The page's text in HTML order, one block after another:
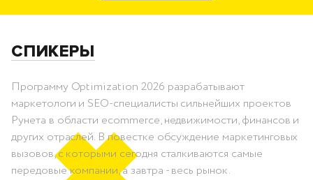
СПИКЕРЫ
Программу Optimization 2026 разрабатывают
маркетологи и SEO-специалисты сильнейших проектов
Рунета в области ecommerce, недвижимости, финансов и
других отраслей. В повестке обсуждение маркетинговых
вызовов, с которыми сегодня сталкиваются самые
передовые компании, а завтра - весь рынок.